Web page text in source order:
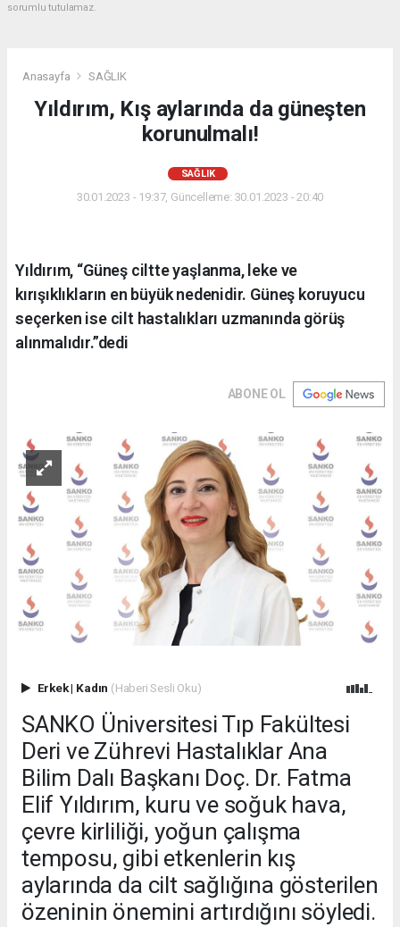
sorumlu tutulamaz.
Anasayfa SAĞLIK
Yıldırım, Kış aylarında da güneşten
korunulmalı!
SAĞLIK
30.01.2023 - 19:37, Güncelleme: 30.01.2023 - 20:40
Yıldırım, “Güneş ciltte yaşlanma, leke ve
kırışıklıkların en büyük nedenidir. Güneş koruyucu
seçerken ise cilt hastalıkları uzmanında görüş
alınmalıdır.”dedi
ABONE OL
Erkek| Kadın (Haberi Sesli Oku)
SANKO Üniversitesi Tıp Fakültesi
Deri ve Zührevi Hastalıklar Ana
Bilim Dalı Başkanı Doç. Dr. Fatma
Elif Yıldırım, kuru ve soğuk hava,
çevre kirliliği, yoğun çalışma
temposu, gibi etkenlerin kış
aylarında da cilt sağlığına gösterilen
özeninin önemini artırdığını söyledi.